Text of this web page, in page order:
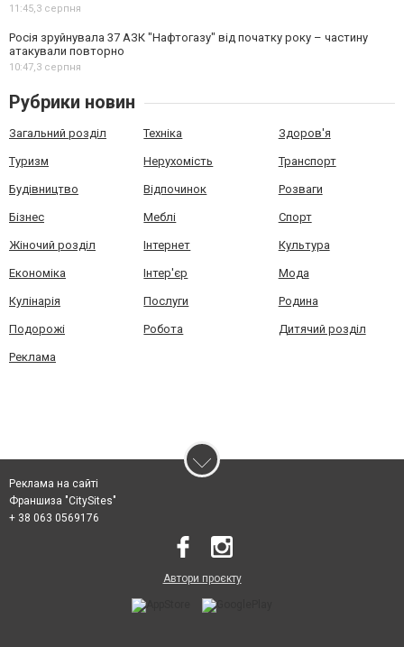
11:45,3 серпня
Росія зруйнувала 37 АЗК "Нафтогазу" від початку року – частину
атакували повторно
10:47,3 серпня
Рубрики новин
Загальний розділ Техніка Здоров'я
Туризм Нерухомість Транспорт
Будівництво Відпочинок Розваги
Бізнес Меблі Спорт
Жіночий розділ Інтернет Культура
Економіка Інтер'єр Мода
Кулінарія Послуги Родина
Подорожі Робота Дитячий розділ
Реклама
Реклама на сайті
Франшиза "CitySites"
+ 38 063 0569176
Автори проєкту